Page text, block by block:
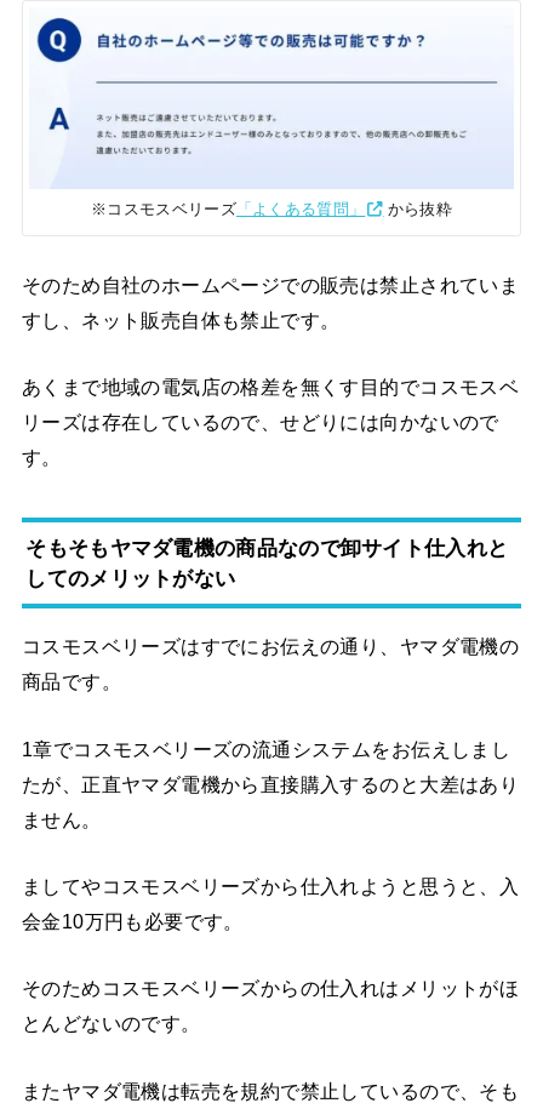
※コスモスベリーズ「よくある質問」 から抜粋
そのため自社のホームページでの販売は禁止されていま
すし、ネット販売自体も禁止です。
あくまで地域の電気店の格差を無くす目的でコスモスベ
リーズは存在しているので、せどりには向かないので
す。
そもそもヤマダ電機の商品なので卸サイト仕入れと
してのメリットがない
コスモスベリーズはすでにお伝えの通り、ヤマダ電機の
商品です。
1章でコスモスベリーズの流通システムをお伝えしまし
たが、正直ヤマダ電機から直接購入するのと大差はあり
ません。
ましてやコスモスベリーズから仕入れようと思うと、入
会金10万円も必要です。
そのためコスモスベリーズからの仕入れはメリットがほ
とんどないのです。
またヤマダ電機は転売を規約で禁止しているので、そも